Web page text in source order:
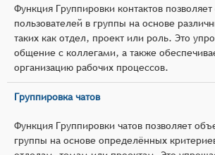
Функция Группировки контактов
пользователей в группы на основе
таких как отдел, проект или роль. Это
общение с коллегами, а также
организацию рабочих процессов.
Группировка чатов
Функция Группировки чатов позволяет
группы на основе определённых